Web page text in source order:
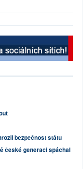
bezpečnost státu
české generaci spáchal